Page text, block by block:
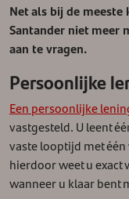
Net als bij de
Santander niet meer
aan te vragen.
Persoonlijke
Een persoonlijke
vastgesteld. U leent
vaste looptijd met
hierdoor weet u exact
wanneer u klaar bent